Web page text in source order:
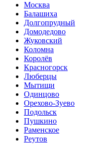
Москва
Балашиха
Долгопрудный
Домодедово
Жуковский
Коломна
Королёв
Красногорск
Люберцы
Мытищи
Одинцово
Орехово-Зуево
Подольск
Пушкино
Раменское
Реутов